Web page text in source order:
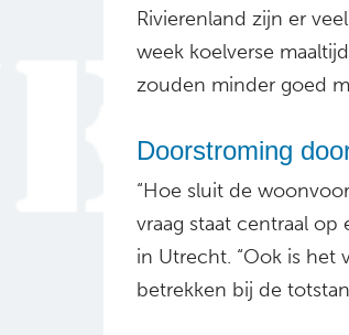
Rivierenland zijn er
week koelverse
zouden minder goed
Doorstroming
“Hoe sluit de
vraag staat centraal op
in Utrecht. “Ook is het
betrekken bij de